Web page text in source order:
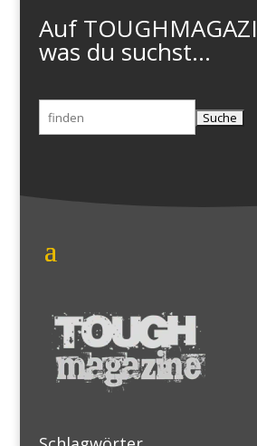
Auf
was du suchst...
Suchen
nach: